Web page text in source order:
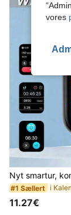
#1 Sællert i
11.27€
vores